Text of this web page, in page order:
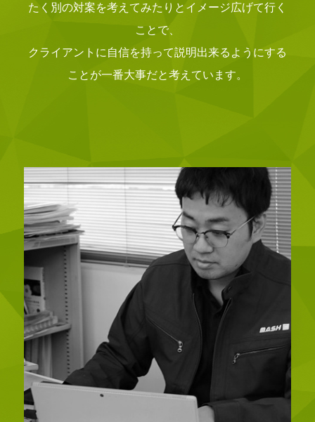
たく別の対案を考えてみたりとイメージ広げて行く
ことで、
クライアントに自信を持って説明出来るようにする
ことが一番大事だと考えています。